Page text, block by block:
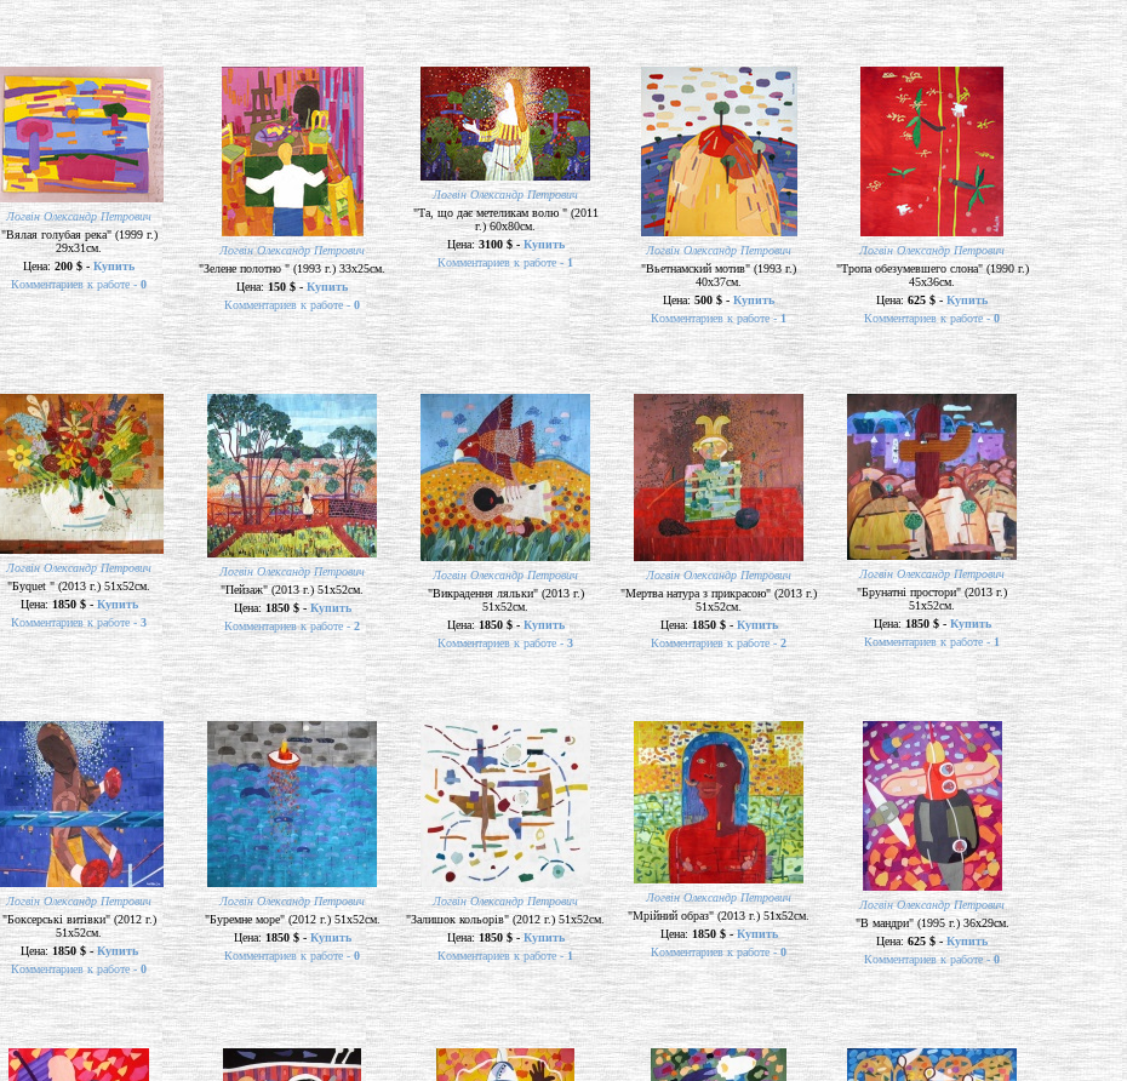
Логвін Олександр Петрович
"Вялая голубая река" (1999 г.)
29х31см.
Цена: 200 $ - Купить
Комментариев к работе - 0
Логвін Олександр Петрович
"Зелене полотно " (1993 г.) 33х25см.
Цена:150 $ - Купить
Комментариев к работе - 0
Логвін Олександр Петрович
"Та, що дає метеликам волю " (2011
г.) 60х80см.
Цена:3100 $ -Купить
Комментариев к работе - 1
Логвін Олександр Петрович
"Вьетнамский мотив" (1993 г.)
40х37см.
Цена:500 $ - Купить
Комментариев к работе -1
Логвін Олександр Петрович
"Тропа обезумевшего слона" (1990 г.)
45х36см.
Цена: 625 $ - Купить
Комментариев к работе -0
Логвін Олександр Петрович
"Буquet " (2013 г.) 51х52см.
Цена:1850 $ -Купить
Комментариев к работе - 3
Логвін Олександр Петрович
"Пейзаж" (2013 г.) 51х52см.
Цена:1850 $ -Купить
Комментариев к работе - 2
Логвін Олександр Петрович
"Викрадення ляльки" (2013 г.)
51х52см.
Цена:1850 $ - Купить
Комментариев к работе - 3
Логвін Олександр Петрович
"Мертва натура з прикрасою" (2013 г.)
51х52см.
Цена:1850 $ - Купить
Комментариев к работе -2
Логвін Олександр Петрович
"Брунатні простори" (2013 г.)
51х52см.
Цена:1850 $ - Купить
Комментариев к работе -1
Логвін Олександр Петрович
"Боксерські витівки" (2012 г.)
51х52см.
Цена:1850 $ -Купить
Комментариев к работе - 0
Логвін Олександр Петрович
"Буремне море" (2012 г.) 51х52см.
Цена: 1850 $ -Купить
Комментариев к работе - 0
Логвін Олександр Петрович
"Залишок кольорів" (2012 г.) 51х52см.
Цена: 1850 $ - Купить
Комментариев к работе -1
Логвін Олександр Петрович
"Мрійний образ" (2013 г.) 51х52см.
Цена: 1850 $ -Купить
Комментариев к работе -0
Логвін Олександр Петрович
"В мандри" (1995 г.) 36х29см.
Цена:625 $ -Купить
Комментариев к работе -0